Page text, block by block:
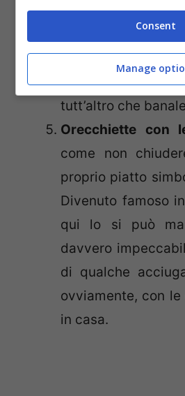
queste bontà a
sono perfette se
pomodoro e
bruschetta certo
tutt’altro che
Orecchiette con
come non
proprio piatto
Divenuto famoso
qui lo si può
davvero
di qualche
ovviamente, con
in casa.
Consent
Manage